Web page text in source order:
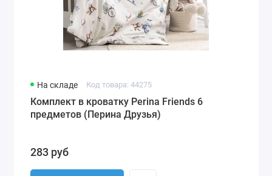
На складе Код товара: 44275
Комплект в кроватку Perina Friends 6
предметов (Перина Друзья)
283 руб